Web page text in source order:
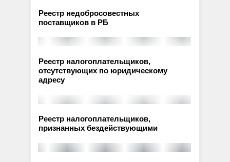
Реестр недобросовестных
поставщиков в РБ
Реестр налогоплательщиков,
отсутствующих по юридическому
адресу
Реестр налогоплательщиков,
признанных бездействующими